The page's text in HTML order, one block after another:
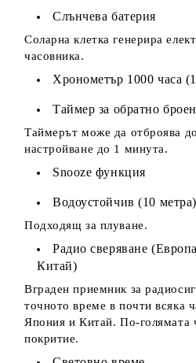
Слънчева батерия
Соларна клетка генерира
часовника.
Хронометър 1000 часа
Таймер за обратно
Таймерът може да отброява
настройване до 1 минута.
Snooze функция
Водоустойчив (10 метра)
Подходящ за плуване.
Радио сверяване
Китай)
Вграден приемник за
точното време в почти всяка
Япония и Китай. По-голямата
покритие.